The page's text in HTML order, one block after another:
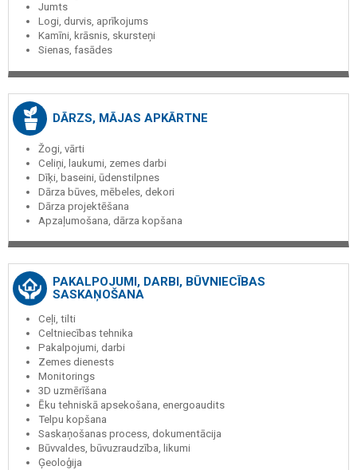
Jumts
Logi, durvis, aprīkojums
Kamīni, krāsnis, skursteņi
Sienas, fasādes
DĀRZS, MĀJAS APKĀRTNE
Žogi, vārti
Celiņi, laukumi, zemes darbi
Dīķi, baseini, ūdenstilpnes
Dārza būves, mēbeles, dekori
Dārza projektēšana
Apzaļumošana, dārza kopšana
PAKALPOJUMI, DARBI, BŪVNIECĪBAS
SASKAŅOŠANA
Ceļi, tilti
Celtniecības tehnika
Pakalpojumi, darbi
Zemes dienests
Monitorings
3D uzmērīšana
Ēku tehniskā apsekošana, energoaudits
Telpu kopšana
Saskaņošanas process, dokumentācija
Būvvaldes, būvuzraudzība, likumi
Ģeoloģija